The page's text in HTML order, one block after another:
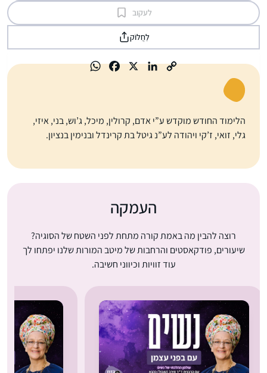
לעקוב
לַחֲלוֹק
הלימוד החודש מוקדש ע”י אדם, קרולין, מיכל, ג’וש, בני, איזי,
גלי, זואי, ז’קי ויהודה לע”נ גיטל בת קרינדל ובנימין בנציון.
העמקה
רוצה להבין מה באמת קורה מתחת לפני השטח של הסוגיה?
שיעורים, פודקאסטים והרחבות של מיטב המורות שלנו יפתחו לך
עוד זוויות וכיווני חשיבה.